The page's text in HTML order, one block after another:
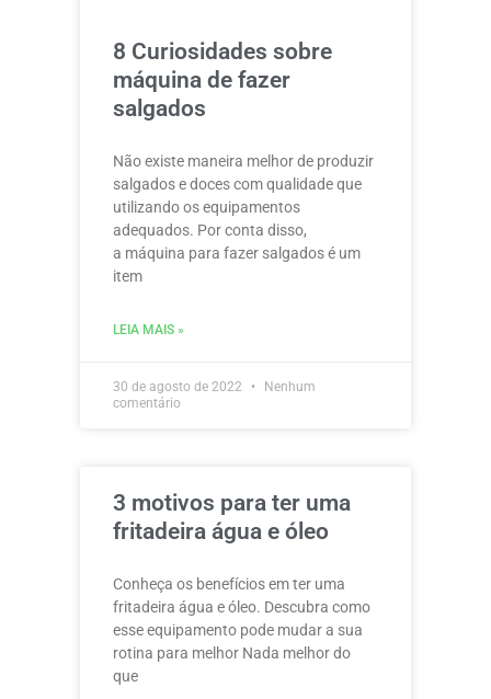
8 Curiosidades sobre
máquina de fazer
salgados
Não existe maneira melhor de produzir
salgados e doces com qualidade que
utilizando os equipamentos
adequados. Por conta disso,
a máquina para fazer salgados é um
item
LEIA MAIS »
30 de agosto de 2022
Nenhum
comentário
3 motivos para ter uma
fritadeira água e óleo
Conheça os benefícios em ter uma
fritadeira água e óleo. Descubra como
esse equipamento pode mudar a sua
rotina para melhor Nada melhor do
que